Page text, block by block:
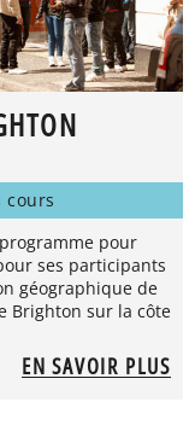
cours
pour
ses participants
géographique de
Brighton sur la côte
EN SAVOIR PLUS